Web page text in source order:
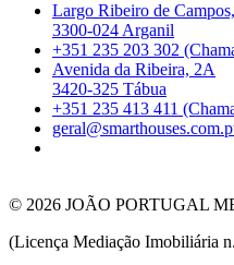
Largo Ribeiro de
3300-024 Arganil
+351 235 203 302
Avenida da Ribeira, 2A
3420-325 Tábua
+351 235 413 411
© 2026 JOÃO PORTUGAL
(Licença Mediação Imobiliária